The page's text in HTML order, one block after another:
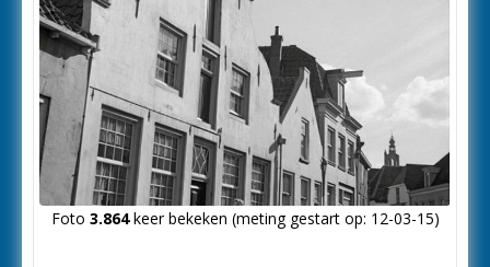
Foto 3.864keer bekeken (meting gestart op: 12-03-15)